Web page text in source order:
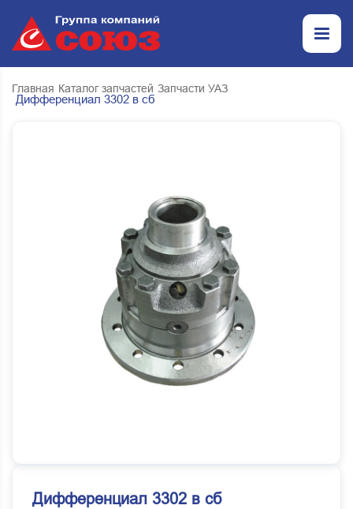
Главная Каталог запчастей Запчасти УАЗ
Дифференциал 3302 в сб
Дифференциал 3302 в сб